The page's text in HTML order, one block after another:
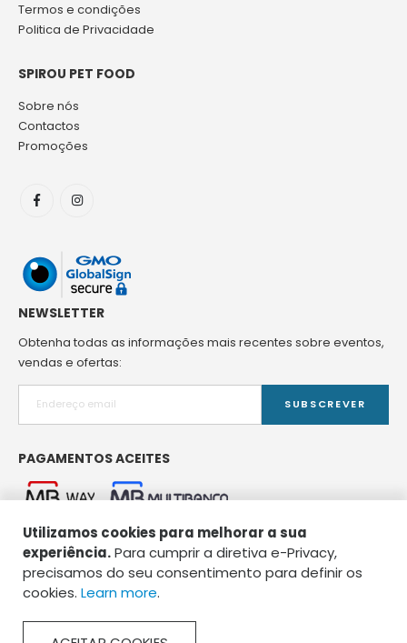
Utilizamos cookies para melhorar a sua
experiência.Para cumprir a diretiva e-Privacy,
precisamos do seu consentimento para definir os
cookies. Learn more.
Termos e condições
Politica de Privacidade
SPIROU PET FOOD
Sobre nós
Contactos
Promoções
NEWSLETTER
Obtenha todas as informações mais recentes sobre eventos,
vendas e ofertas:
SUBSCREVER
PAGAMENTOS ACEITES